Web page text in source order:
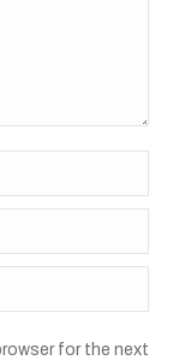
for the next